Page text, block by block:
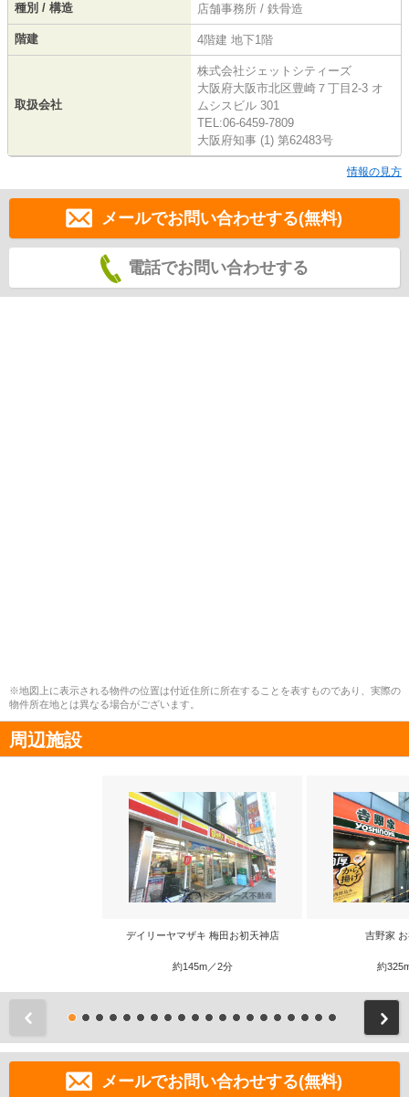
種別 / 構造 店舗事務所 / 鉄骨造
階建 4階建 地下1階
取扱会社
株式会社ジェットシティーズ
大阪府大阪市北区豊崎７丁目2-3 オ
ムシスビル 301
TEL:06-6459-7809
大阪府知事 (1) 第62483号
情報の見方
メールでお問い合わせする(無料)
電話でお問い合わせする
※地図上に表示される物件の位置は付近住所に所在することを表すものであり、実際の
物件所在地とは異なる場合がございます。
周辺施設
デイリーヤマザキ 梅田お初天神店
約145m／2分
吉野家
約
メールでお問い合わせする(無料)